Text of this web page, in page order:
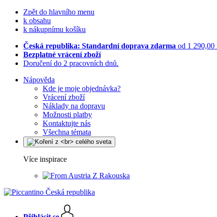
Zpět do hlavního menu
k obsahu
k nákupnímu košíku
Česká republika: Standardní doprava zdarma od 1 290,00
Bezplatné vrácení zboží
Doručení do 2 pracovních dnů.
Nápověda
Kde je moje objednávka?
Vrácení zboží
Náklady na dopravu
Možnosti platby
Kontaktujte nás
Všechna témata
Více inspirace
Z Rakouska